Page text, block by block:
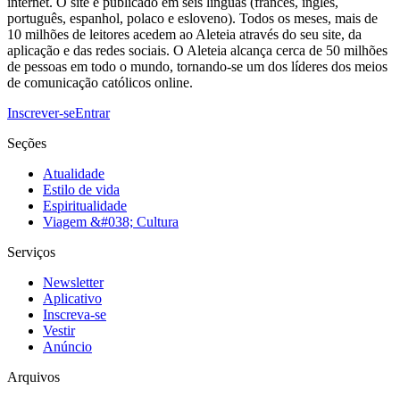
português, espanhol, polaco e esloveno). Todos os meses, mais de
10 milhões de leitores acedem ao Aleteia através do seu site, da
aplicação e das redes sociais. O Aleteia alcança cerca de 50 milhões
de pessoas em todo o mundo, tornando-se um dos líderes dos meios
de comunicação católicos online.
Inscrever-seEntrar
Seções
Atualidade
Estilo de vida
Espiritualidade
Viagem &#038; Cultura
Serviços
Newsletter
Aplicativo
Inscreva-se
Vestir
Anúncio
Arquivos